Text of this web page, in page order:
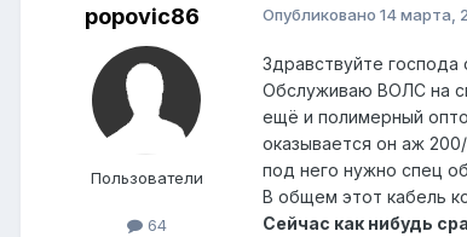
popovic86
Пользователи
64
Опубликовано 14 марта,
Здравствуйте
Обслуживаю ВОЛС на
ещё и полимерный
оказывается он аж
под него нужно спец
В общем этот кабель
Сейчас как нибудь